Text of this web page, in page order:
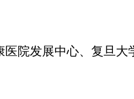
医院发展中心、复旦